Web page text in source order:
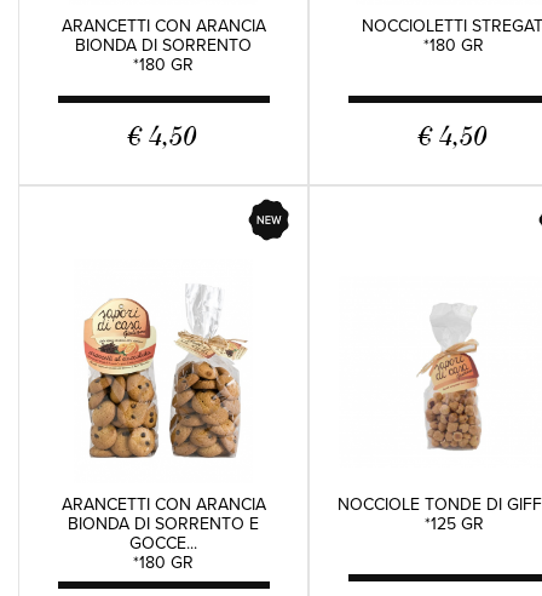
ARANCETTI CON ARANCIA
BIONDA DI SORRENTO
*180 GR
€ 4,50
NOCCIOLETTI
*180 GR
€ 4,50
ARANCETTI CON ARANCIA
BIONDA DI SORRENTO E
GOCCE...
*180 GR
NOCCIOLE TONDE DI
*125 GR